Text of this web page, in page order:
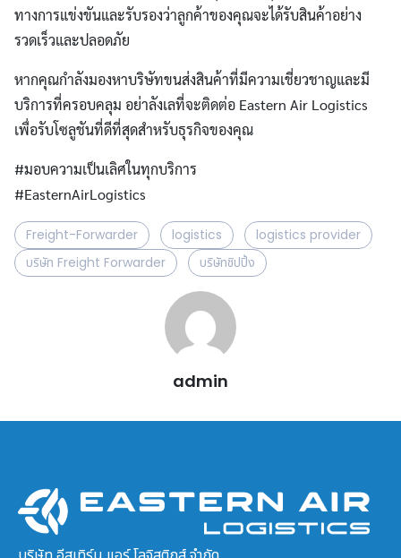
ทางการแข่งขันและรับรองว่าลูกค้าของคุณจะได้รับสินค้าอย่าง
รวดเร็วและปลอดภัย
หากคุณกำลังมองหาบริษัทขนส่งสินค้าที่มีความเชี่ยวชาญและมี
บริการที่ครอบคลุม อย่าลังเลที่จะติดต่อ Eastern Air Logistics
เพื่อรับโซลูชันที่ดีที่สุดสำหรับธุรกิจของคุณ
#มอบความเป็นเลิศในทุกบริการ
#EasternAirLogistics
Freight-Forwarder logistics
logistics provider
บริษัท Freight Forwarder
บริษัทชิปปิ้ง
admin